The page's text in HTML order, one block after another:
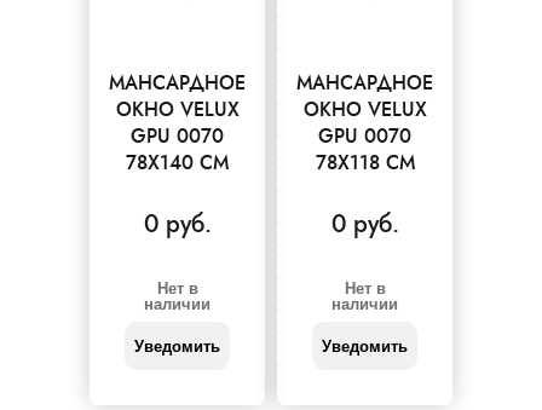
МАНСАРДНОЕ
ОКНО VELUX
GPU 0070
78X140 СМ
0 руб.
Нет в
наличии
Уведомить
МАНСАРДНОЕ
ОКНО VELUX
GPU 0070
78X118 СМ
0 руб.
Нет в
наличии
Уведомить